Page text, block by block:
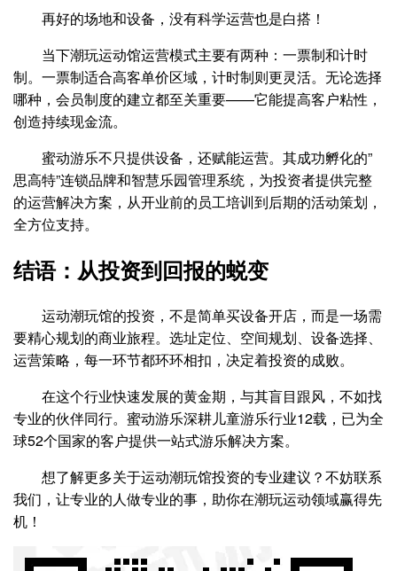
再好的场地和设备，没有科学运营也是白搭！
当下潮玩运动馆运营模式主要有两种：一票制和计时
制。一票制适合高客单价区域，计时制则更灵活。无论选择
哪种，会员制度的建立都至关重要——它能提高客户粘性，
创造持续现金流。
蜜动游乐不只提供设备，还赋能运营。其成功孵化的”
思高特”连锁品牌和智慧乐园管理系统，为投资者提供完整
的运营解决方案，从开业前的员工培训到后期的活动策划，
全方位支持。
结语：从投资到回报的蜕变
运动潮玩馆的投资，不是简单买设备开店，而是一场需
要精心规划的商业旅程。选址定位、空间规划、设备选择、
运营策略，每一环节都环环相扣，决定着投资的成败。
在这个行业快速发展的黄金期，与其盲目跟风，不如找
专业的伙伴同行。蜜动游乐深耕儿童游乐行业12载，已为全
球52个国家的客户提供一站式游乐解决方案。
想了解更多关于运动潮玩馆投资的专业建议？不妨联系
我们，让专业的人做专业的事，助你在潮玩运动领域赢得先
机！